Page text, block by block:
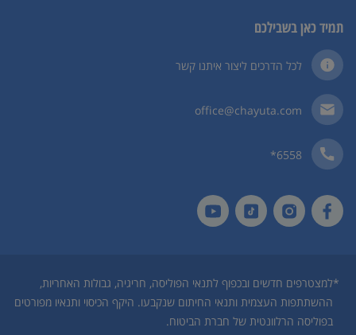
תמיד כאן בשבילכם
לכל הדרכים ליצור איתנו קשר
office@chayuta.com
6558*
*למצטרפים חדשים ובכפוף לתנאי הפוליסה, חריגיה, גבולות האחריות,
ההשתתפות העצמית ותנאי החיתום שנקבעו. היקף הכיסוי ותנאיו מפורטים
בפוליסה הרלוונטית של חברת הביטוח.